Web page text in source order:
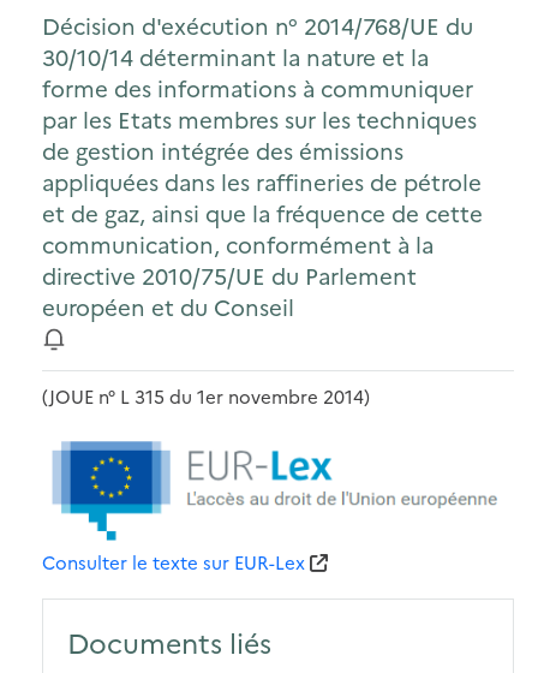
Décision d'exécution n° 2014/768/UE du
30/10/14 déterminant la nature et la
forme des informations à communiquer
par les Etats membres sur les techniques
de gestion intégrée des émissions
appliquées dans les raffineries de pétrole
et de gaz, ainsi que la fréquence de cette
communication, conformément à la
directive 2010/75/UE du Parlement
européen et du Conseil
(JOUE n° L 315 du 1er novembre 2014)
Consulter le texte sur EUR-Lex
Documents liés